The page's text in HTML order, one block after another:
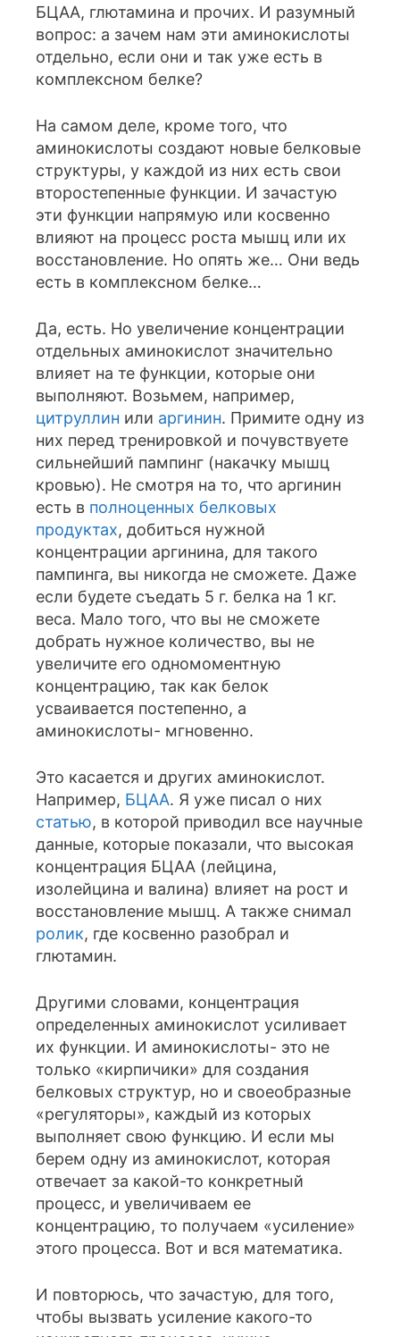
БЦАА, глютамина и прочих. И разумный
вопрос: а зачем нам эти аминокислоты
отдельно, если они и так уже есть в
комплексном белке?
На самом деле, кроме того, что
аминокислоты создают новые белковые
структуры, у каждой из них есть свои
второстепенные функции. И зачастую
эти функции напрямую или косвенно
влияют на процесс роста мышц или их
восстановление. Но опять же… Они ведь
есть в комплексном белке…
Да, есть. Но увеличение концентрации
отдельных аминокислот значительно
влияет на те функции, которые они
выполняют. Возьмем, например,
цитруллин или аргинин. Примите одну из
них перед тренировкой и почувствуете
сильнейший пампинг (накачку мышц
кровью). Не смотря на то, что аргинин
есть в полноценных белковых
продуктах, добиться нужной
концентрации аргинина, для такого
пампинга, вы никогда не сможете. Даже
если будете съедать 5 г. белка на 1 кг.
веса. Мало того, что вы не сможете
добрать нужное количество, вы не
увеличите его одномоментную
концентрацию, так как белок
усваивается постепенно, а
аминокислоты- мгновенно.
Это касается и других аминокислот.
Например, БЦАА. Я уже писал о них
статью, в которой приводил все научные
данные, которые показали, что высокая
концентрация БЦАА (лейцина,
изолейцина и валина) влияет на рост и
восстановление мышц. А также снимал
ролик, где косвенно разобрал и
глютамин.
Другими словами, концентрация
определенных аминокислот усиливает
их функции. И аминокислоты- это не
только «кирпичики» для создания
белковых структур, но и своеобразные
«регуляторы», каждый из которых
выполняет свою функцию. И если мы
берем одну из аминокислот, которая
отвечает за какой-то конкретный
процесс, и увеличиваем ее
концентрацию, то получаем «усиление»
этого процесса. Вот и вся математика.
И повторюсь, что зачастую, для того,
чтобы вызвать усиление какого-то